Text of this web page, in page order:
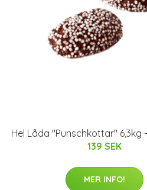
Hel Låda "Punschkottar" 6,3kg
139 SEK
MER INFO!